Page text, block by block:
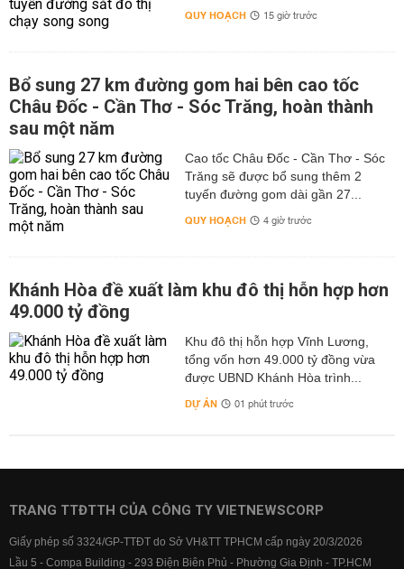
QUY HOẠCH 15 giờ trước
Bổ sung 27 km đường gom hai bên cao tốc
Châu Đốc - Cần Thơ - Sóc Trăng, hoàn thành
sau một năm
Cao tốc Châu Đốc - Cần Thơ - Sóc
Trăng sẽ được bổ sung thêm 2
tuyến đường gom dài gần 27...
QUY HOẠCH 4 giờ trước
Khánh Hòa đề xuất làm khu đô thị hỗn hợp hơn
49.000 tỷ đồng
Khu đô thị hỗn hợp Vĩnh Lương,
tổng vốn hơn 49.000 tỷ đồng vừa
được UBND Khánh Hòa trình...
DỰ ÁN 01 phút trước
TRANG TTĐTTH CỦA CÔNG TY VIETNEWSCORP
Giấy phép số 3324/GP-TTĐT do Sở VH&TT TPHCM cấp ngày 20/3/2026
Lầu 5 - Compa Building - 293 Điện Biên Phủ - Phường Gia Định - TP.HCM